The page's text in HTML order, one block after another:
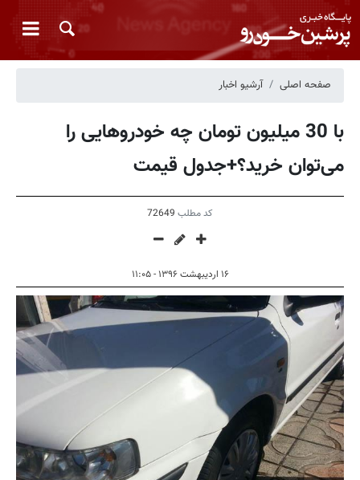
صفحه اصلی آرشیو اخبار
با 30 میلیون تومان چه خودروهایی را
می‌توان خرید؟+جدول قیمت
کد مطلب 72649
۱۶ اردیبهشت ۱۳۹۶ - ۱۱:۰۵